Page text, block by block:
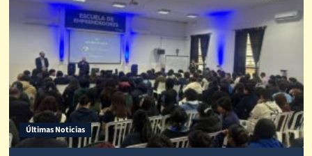
Últimas Noticias